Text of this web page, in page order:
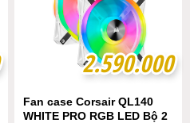
2.590.000
2.590.000
Fan case Corsair QL140
WHITE PRO RGB LED Bộ 2